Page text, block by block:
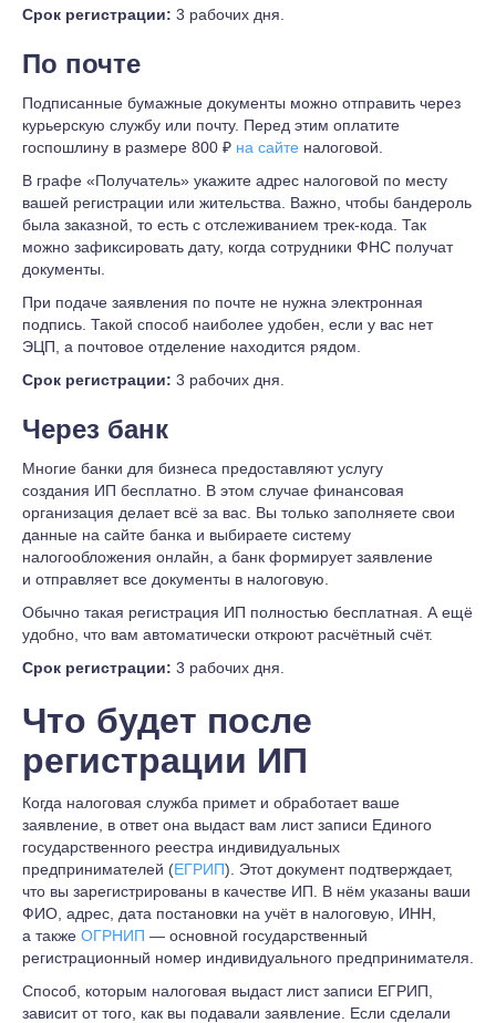
Срок регистрации: 3 рабочих дня.
По почте
Подписанные бумажные документы можно отправить через
курьерскую службу или почту. Перед этим оплатите
госпошлину в размере 800 ₽ на сайте налоговой.
В графе «Получатель» укажите адрес налоговой по месту
вашей регистрации или жительства. Важно, чтобы бандероль
была заказной, то есть с отслеживанием трек-кода. Так
можно зафиксировать дату, когда сотрудники ФНС получат
документы.
При подаче заявления по почте не нужна электронная
подпись. Такой способ наиболее удобен, если у вас нет
ЭЦП, а почтовое отделение находится рядом.
Срок регистрации: 3 рабочих дня.
Через банк
Многие банки для бизнеса предоставляют услугу
создания ИП бесплатно. В этом случае финансовая
организация делает всё за вас. Вы только заполняете свои
данные на сайте банка и выбираете систему
налогообложения онлайн, а банк формирует заявление
и отправляет все документы в налоговую.
Обычно такая регистрация ИП полностью бесплатная. А ещё
удобно, что вам автоматически откроют расчётный счёт.
Срок регистрации: 3 рабочих дня.
Что будет после
регистрации ИП
Когда налоговая служба примет и обработает ваше
заявление, в ответ она выдаст вам лист записи Единого
государственного реестра индивидуальных
предпринимателей (ЕГРИП). Этот документ подтверждает,
что вы зарегистрированы в качестве ИП. В нём указаны ваши
ФИО, адрес, дата постановки на учёт в налоговую, ИНН,
а также ОГРНИП — основной государственный
регистрационный номер индивидуального предпринимателя.
Способ, которым налоговая выдаст лист записи ЕГРИП,
зависит от того, как вы подавали заявление. Если сделали